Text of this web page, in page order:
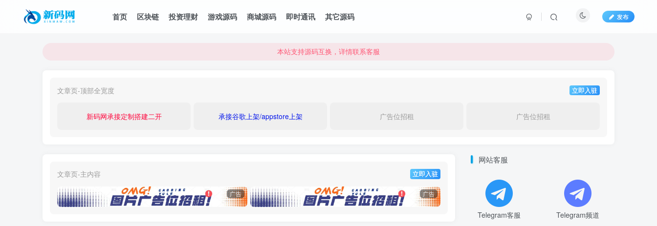
首页 区块链 投资理财 游戏源码 商城源码 即时通讯 其它源码 发布
本站支持源码互换，详情联系客服
本站支持源码互换，详情联系客服
文章页-顶部全宽度 立即入驻
新码网承接定制搭建二开 承接谷歌上架/appstore上架 广告位招租 广告位招租
文章页-主内容 立即入驻
广告 广告
网站客服
Telegram客服 Telegram频道